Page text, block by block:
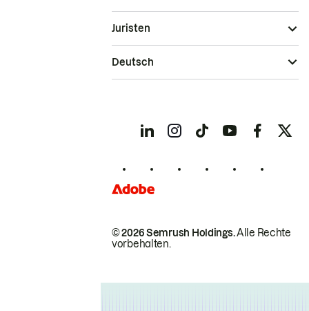
© 2026 Semrush Holdings.Alle Rechte
vorbehalten.
Juristen
Deutsch